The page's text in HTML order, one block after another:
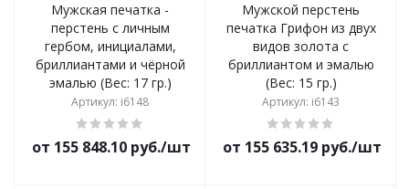
Мужская печатка -
перстень с личным
гербом, инициалами,
бриллиантами и чёрной
эмалью (Вес: 17 гр.)
Артикул: i6148
от 155 848.10 руб./шт
Мужской перстень
печатка Грифон из двух
видов золота с
бриллиантом и эмалью
(Вес: 15 гр.)
Артикул: i6143
от 155 635.19 руб./шт